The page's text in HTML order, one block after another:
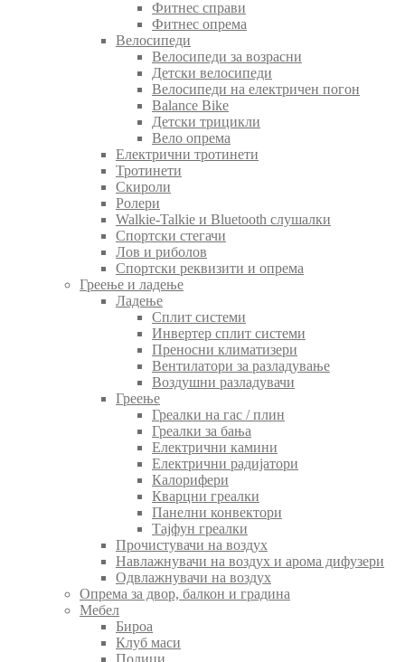
Фитнес справи
Фитнес опрема
Велосипеди
Велосипеди за возрасни
Детски велосипеди
Велосипеди на електричен погон
Balance Bike
Детски трицикли
Вело опрема
Електрични тротинети
Тротинети
Скироли
Ролери
Walkie-Talkie и Bluetooth слушалки
Спортски стегачи
Лов и риболов
Спортски реквизити и опрема
Греење и ладење
Ладење
Сплит системи
Инвертер сплит системи
Преносни климатизери
Вентилатори за разладување
Воздушни разладувачи
Греење
Греалки на гас / плин
Греалки за бања
Електрични камини
Електрични радијатори
Калорифери
Кварцни греалки
Панелни конвектори
Тајфун греалки
Прочистувачи на воздух
Навлажнувачи на воздух и арома дифузери
Одвлажнувачи на воздух
Опрема за двор, балкон и градина
Мебел
Бироа
Клуб маси